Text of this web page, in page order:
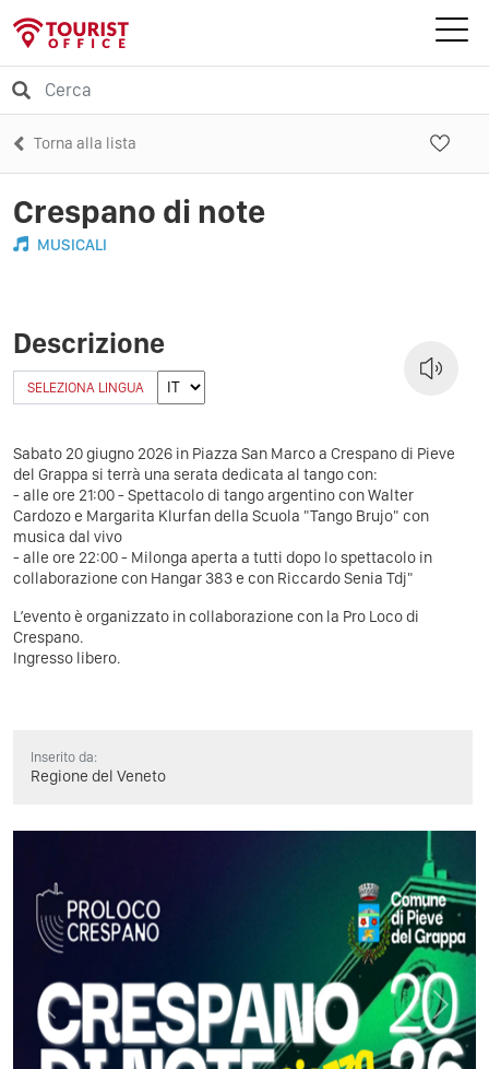
Torna alla lista
Crespano di note
MUSICALI
Descrizione
SELEZIONA LINGUA
Sabato 20 giugno 2026 in Piazza San Marco a Crespano di Pieve
del Grappa si terrà una serata dedicata al tango con:
- alle ore 21:00 - Spettacolo di tango argentino con Walter
Cardozo e Margarita Klurfan della Scuola "Tango Brujo" con
musica dal vivo
- alle ore 22:00 - Milonga aperta a tutti dopo lo spettacolo in
collaborazione con Hangar 383 e con Riccardo Senia Tdj"
L’evento è organizzato in collaborazione con la Pro Loco di
Crespano.
Ingresso libero.
Inserito da:
Regione del Veneto
Previous Next